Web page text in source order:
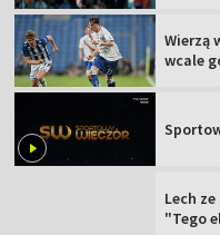
Wierzą
wcale
Lech
"Tego